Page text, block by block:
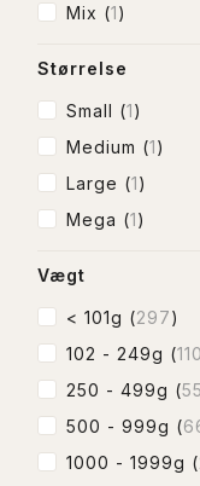
Mix (1)
Størrelse
Small (1)
Medium (1)
Large (1)
Mega (1)
Vægt
< 101g (297)
102 - 249g (110
250 - 499g (55
500 - 999g (
1000 - 1999g (